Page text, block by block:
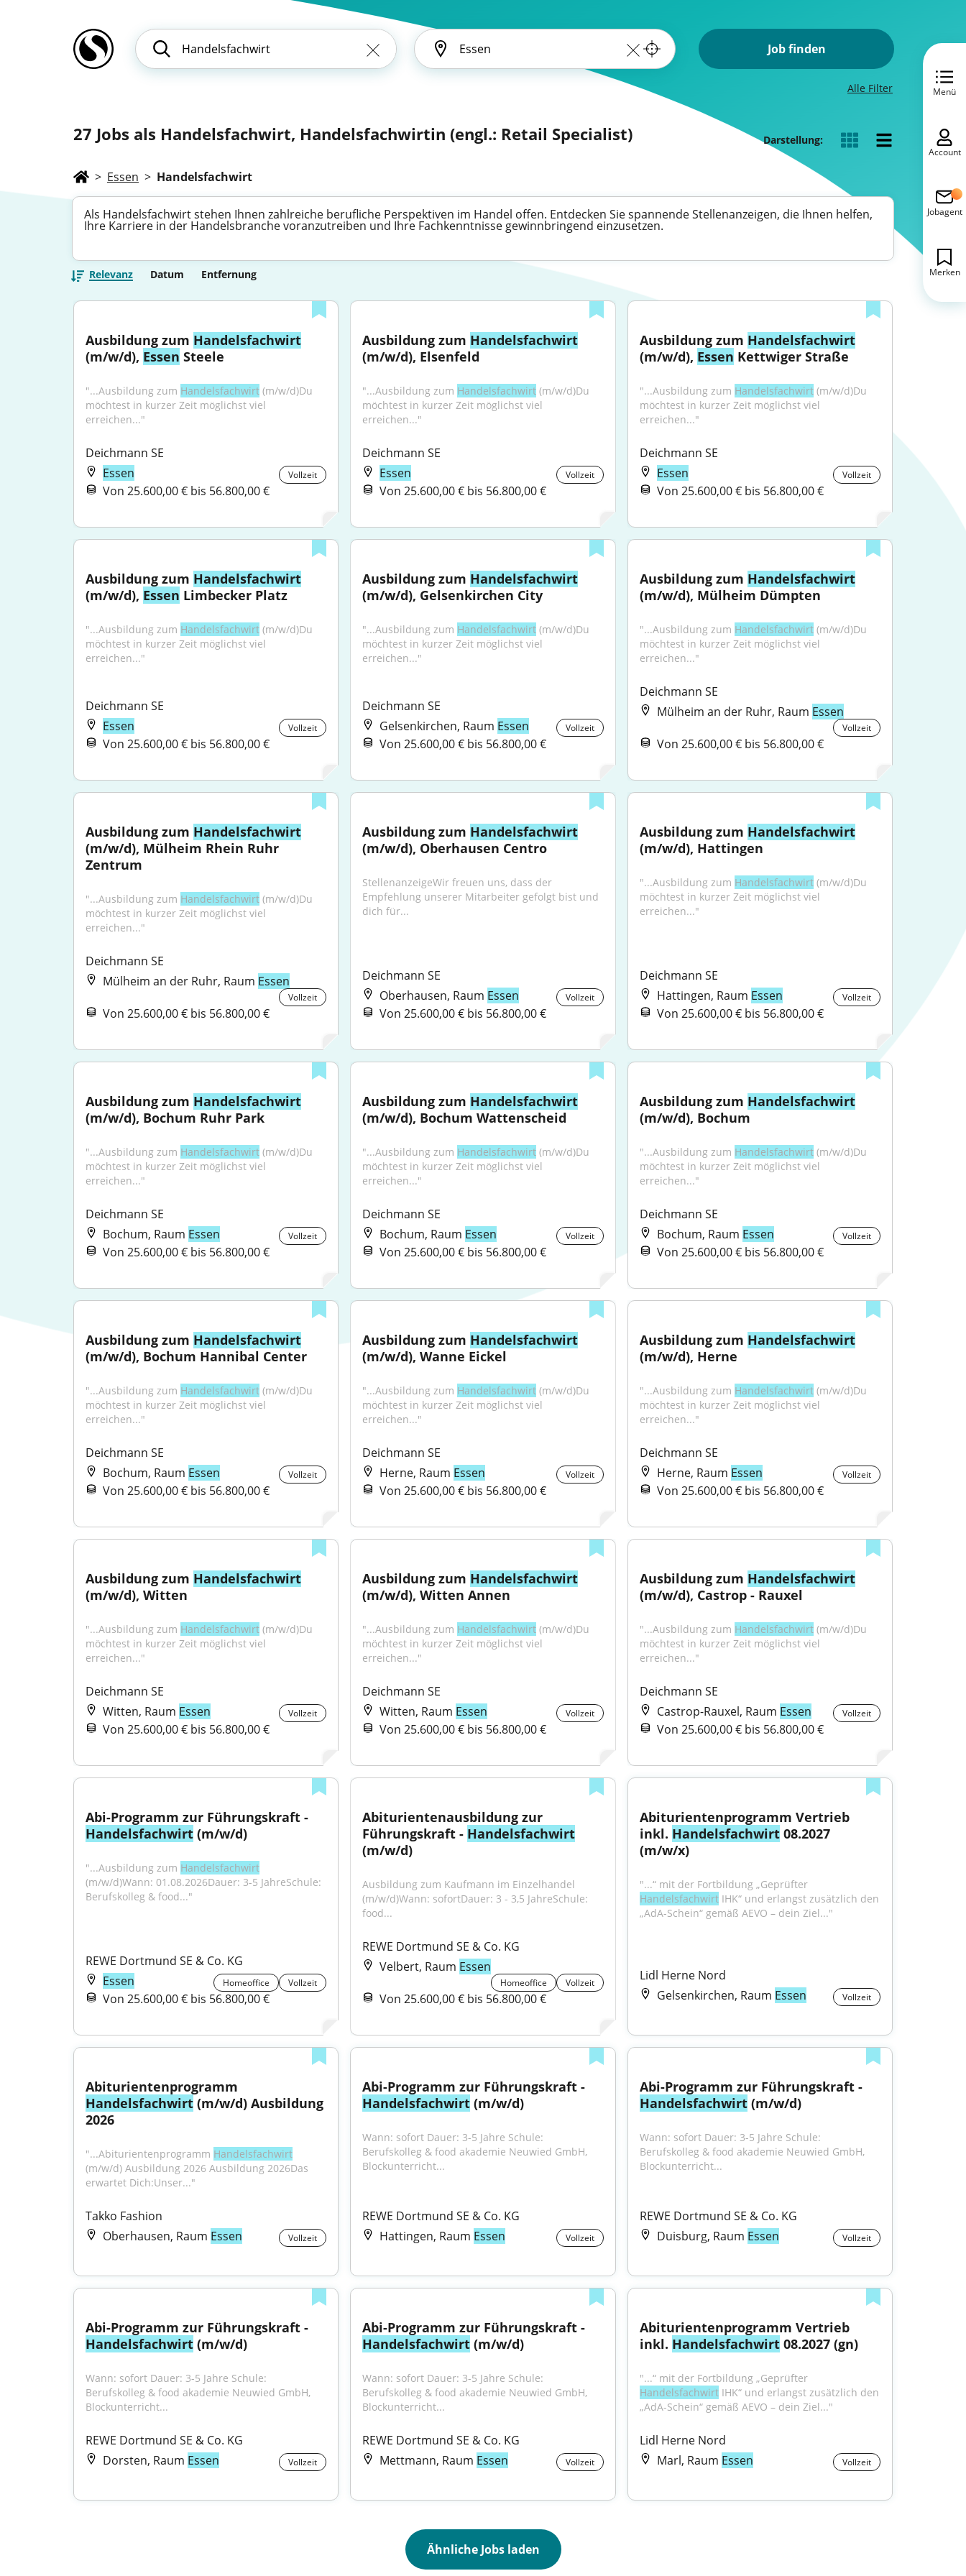
Job finden
Alle Filter
27 Jobs als Handelsfachwirt, Handelsfachwirtin (engl.: Retail Specialist) Darstellung:
> Essen > Handelsfachwirt
Als Handelsfachwirt stehen Ihnen zahlreiche berufliche Perspektiven im Handel offen. Entdecken Sie spannende Stellenanzeigen, die Ihnen helfen,
Ihre Karriere in der Handelsbranche voranzutreiben und Ihre Fachkenntnisse gewinnbringend einzusetzen.
Relevanz Datum Entfernung
Ausbildung zum Handelsfachwirt
(m/w/d), Essen Steele
"...Ausbildung zum Handelsfachwirt (m/w/d)Du
möchtest in kurzer Zeit möglichst viel
erreichen..."
Deichmann SE
Essen
Vollzeit
Von 25.600,00 € bis 56.800,00 €
Ausbildung zum Handelsfachwirt
(m/w/d), Elsenfeld
"...Ausbildung zum Handelsfachwirt (m/w/d)Du
möchtest in kurzer Zeit möglichst viel
erreichen..."
Deichmann SE
Essen
Vollzeit
Von 25.600,00 € bis 56.800,00 €
Ausbildung zum Handelsfachwirt
(m/w/d), Essen Kettwiger Straße
"...Ausbildung zum Handelsfachwirt (m/w/d)Du
möchtest in kurzer Zeit möglichst viel
erreichen..."
Deichmann SE
Essen
Vollzeit
Von 25.600,00 € bis 56.800,00 €
Ausbildung zum Handelsfachwirt
(m/w/d), Essen Limbecker Platz
"...Ausbildung zum Handelsfachwirt (m/w/d)Du
möchtest in kurzer Zeit möglichst viel
erreichen..."
Deichmann SE
Essen
Vollzeit
Von 25.600,00 € bis 56.800,00 €
Ausbildung zum Handelsfachwirt
(m/w/d), Gelsenkirchen City
"...Ausbildung zum Handelsfachwirt (m/w/d)Du
möchtest in kurzer Zeit möglichst viel
erreichen..."
Deichmann SE
Gelsenkirchen, Raum Essen Vollzeit
Von 25.600,00 € bis 56.800,00 €
Ausbildung zum Handelsfachwirt
(m/w/d), Mülheim Dümpten
"...Ausbildung zum Handelsfachwirt (m/w/d)Du
möchtest in kurzer Zeit möglichst viel
erreichen..."
Deichmann SE
Mülheim an der Ruhr, Raum Essen
Vollzeit
Von 25.600,00 € bis 56.800,00 €
Ausbildung zum Handelsfachwirt
(m/w/d), Mülheim Rhein Ruhr
Zentrum
"...Ausbildung zum Handelsfachwirt (m/w/d)Du
möchtest in kurzer Zeit möglichst viel
erreichen..."
Deichmann SE
Mülheim an der Ruhr, Raum Essen
Vollzeit
Von 25.600,00 € bis 56.800,00 €
Ausbildung zum Handelsfachwirt
(m/w/d), Oberhausen Centro
StellenanzeigeWir freuen uns, dass der
Empfehlung unserer Mitarbeiter gefolgt bist und
dich für...
Deichmann SE
Oberhausen, Raum Essen Vollzeit
Von 25.600,00 € bis 56.800,00 €
Ausbildung zum Handelsfachwirt
(m/w/d), Hattingen
"...Ausbildung zum Handelsfachwirt (m/w/d)Du
möchtest in kurzer Zeit möglichst viel
erreichen..."
Deichmann SE
Hattingen, Raum Essen Vollzeit
Von 25.600,00 € bis 56.800,00 €
Ausbildung zum Handelsfachwirt
(m/w/d), Bochum Ruhr Park
"...Ausbildung zum Handelsfachwirt (m/w/d)Du
möchtest in kurzer Zeit möglichst viel
erreichen..."
Deichmann SE
Bochum, Raum Essen Vollzeit
Von 25.600,00 € bis 56.800,00 €
Ausbildung zum Handelsfachwirt
(m/w/d), Bochum Wattenscheid
"...Ausbildung zum Handelsfachwirt (m/w/d)Du
möchtest in kurzer Zeit möglichst viel
erreichen..."
Deichmann SE
Bochum, Raum Essen Vollzeit
Von 25.600,00 € bis 56.800,00 €
Ausbildung zum Handelsfachwirt
(m/w/d), Bochum
"...Ausbildung zum Handelsfachwirt (m/w/d)Du
möchtest in kurzer Zeit möglichst viel
erreichen..."
Deichmann SE
Bochum, Raum Essen Vollzeit
Von 25.600,00 € bis 56.800,00 €
Ausbildung zum Handelsfachwirt
(m/w/d), Bochum Hannibal Center
"...Ausbildung zum Handelsfachwirt (m/w/d)Du
möchtest in kurzer Zeit möglichst viel
erreichen..."
Deichmann SE
Bochum, Raum Essen Vollzeit
Von 25.600,00 € bis 56.800,00 €
Ausbildung zum Handelsfachwirt
(m/w/d), Wanne Eickel
"...Ausbildung zum Handelsfachwirt (m/w/d)Du
möchtest in kurzer Zeit möglichst viel
erreichen..."
Deichmann SE
Herne, Raum Essen Vollzeit
Von 25.600,00 € bis 56.800,00 €
Ausbildung zum Handelsfachwirt
(m/w/d), Herne
"...Ausbildung zum Handelsfachwirt (m/w/d)Du
möchtest in kurzer Zeit möglichst viel
erreichen..."
Deichmann SE
Herne, Raum Essen Vollzeit
Von 25.600,00 € bis 56.800,00 €
Ausbildung zum Handelsfachwirt
(m/w/d), Witten
"...Ausbildung zum Handelsfachwirt (m/w/d)Du
möchtest in kurzer Zeit möglichst viel
erreichen..."
Deichmann SE
Witten, Raum Essen Vollzeit
Von 25.600,00 € bis 56.800,00 €
Ausbildung zum Handelsfachwirt
(m/w/d), Witten Annen
"...Ausbildung zum Handelsfachwirt (m/w/d)Du
möchtest in kurzer Zeit möglichst viel
erreichen..."
Deichmann SE
Witten, Raum Essen Vollzeit
Von 25.600,00 € bis 56.800,00 €
Ausbildung zum Handelsfachwirt
(m/w/d), Castrop - Rauxel
"...Ausbildung zum Handelsfachwirt (m/w/d)Du
möchtest in kurzer Zeit möglichst viel
erreichen..."
Deichmann SE
Castrop-Rauxel, Raum Essen Vollzeit
Von 25.600,00 € bis 56.800,00 €
Handelsfachwirt (m/w/d)
"...Ausbildung zum Handelsfachwirt
(m/w/d)Wann: 01.08.2026Dauer: 3-5 JahreSchule:
Berufskolleg & food..."
REWE Dortmund SE & Co. KG
Essen
Homeoffice Vollzeit
Von 25.600,00 € bis 56.800,00 €
Abiturientenausbildung zur
Führungskraft - Handelsfachwirt
(m/w/d)
Ausbildung zum Kaufmann im Einzelhandel
(m/w/d)Wann: sofortDauer: 3 - 3,5 JahreSchule:
food...
REWE Dortmund SE & Co. KG
Velbert, Raum Essen
Homeoffice Vollzeit
Von 25.600,00 € bis 56.800,00 €
Abiturientenprogramm Vertrieb
inkl. Handelsfachwirt 08.2027
(m/w/x)
"...“ mit der Fortbildung „Geprüfter
Handelsfachwirt IHK“ und erlangst zusätzlich den
„AdA-Schein“ gemäß AEVO – dein Ziel..."
Lidl Herne Nord
Gelsenkirchen, Raum Essen Vollzeit
Handelsfachwirt (m/w/d) Ausbildung
2026
"...Abiturientenprogramm Handelsfachwirt
(m/w/d) Ausbildung 2026 Ausbildung 2026Das
erwartet Dich:Unser..."
Takko Fashion
Oberhausen, Raum Essen Vollzeit
Handelsfachwirt (m/w/d)
Wann: sofort Dauer: 3-5 Jahre Schule:
Berufskolleg & food akademie Neuwied GmbH,
Blockunterricht...
REWE Dortmund SE & Co. KG
Hattingen, Raum Essen Vollzeit
Abi-Programm zur Führungskraft -
Handelsfachwirt (m/w/d)
Wann: sofort Dauer: 3-5 Jahre Schule:
Berufskolleg & food akademie Neuwied GmbH,
Blockunterricht...
REWE Dortmund SE & Co. KG
Duisburg, Raum Essen Vollzeit
Handelsfachwirt (m/w/d)
Wann: sofort Dauer: 3-5 Jahre Schule:
Berufskolleg & food akademie Neuwied GmbH,
Blockunterricht...
REWE Dortmund SE & Co. KG
Dorsten, Raum Essen Vollzeit
Handelsfachwirt (m/w/d)
Wann: sofort Dauer: 3-5 Jahre Schule:
Berufskolleg & food akademie Neuwied GmbH,
Blockunterricht...
REWE Dortmund SE & Co. KG
Mettmann, Raum Essen Vollzeit
Abiturientenprogramm Vertrieb
inkl. Handelsfachwirt 08.2027 (gn)
"...“ mit der Fortbildung „Geprüfter
Handelsfachwirt IHK“ und erlangst zusätzlich den
„AdA-Schein“ gemäß AEVO – dein Ziel..."
Lidl Herne Nord
Marl, Raum Essen Vollzeit
Ähnliche Jobs laden
Menü
Account
Jobagent
Merken